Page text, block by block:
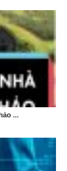
...